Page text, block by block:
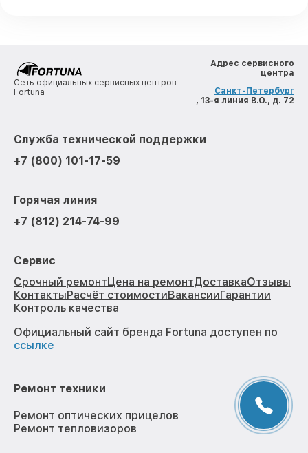
Сеть официальных сервисных центров
Fortuna
Адрес сервисного
центра
Санкт-Петербург
, 13-я линия В.О., д. 72
Служба технической поддержки
+7 (800) 101-17-59
Горячая линия
+7 (812) 214-74-99
Сервис
Срочный ремонтЦена на ремонтДоставкаОтзывы
КонтактыРасчёт стоимостиВакансииГарантии
Контроль качества
Официальный сайт бренда Fortuna доступен по
ссылке
Ремонт техники
Ремонт оптических прицелов
Ремонт тепловизоров